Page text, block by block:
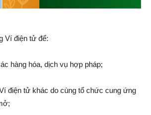
Ví điện tử để:
hàng hóa, dịch vụ hợp pháp;
điện tử khác do cùng tổ chức cung ứng